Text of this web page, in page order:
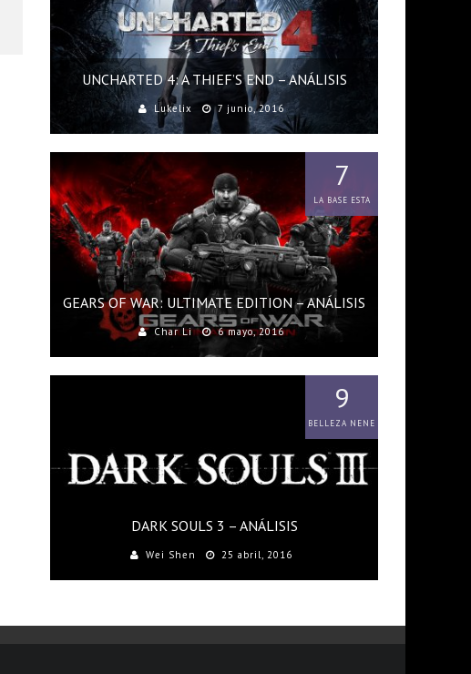
UNCHARTED 4: A THIEF’S END – ANÁLISIS
Lukelix 7 junio, 2016
GEARS OF WAR: ULTIMATE EDITION – ANÁLISIS
Char Li 6 mayo, 2016
7
LA BASE ESTA
DARK SOULS 3 – ANÁLISIS
Wei Shen 25 abril, 2016
9
BELLEZA NENE